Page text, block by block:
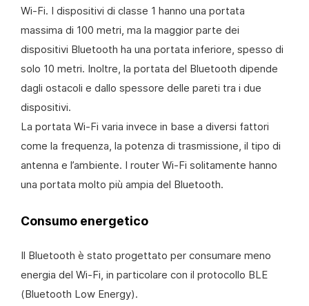
Wi-Fi. I dispositivi di classe 1 hanno una portata
massima di 100 metri, ma la maggior parte dei
dispositivi Bluetooth ha una portata inferiore, spesso di
solo 10 metri. Inoltre, la portata del Bluetooth dipende
dagli ostacoli e dallo spessore delle pareti tra i due
dispositivi.
La portata Wi-Fi varia invece in base a diversi fattori
come la frequenza, la potenza di trasmissione, il tipo di
antenna e l’ambiente. I router Wi-Fi solitamente hanno
una portata molto più ampia del Bluetooth.
Consumo energetico
Il Bluetooth è stato progettato per consumare meno
energia del Wi-Fi, in particolare con il protocollo BLE
(Bluetooth Low Energy).